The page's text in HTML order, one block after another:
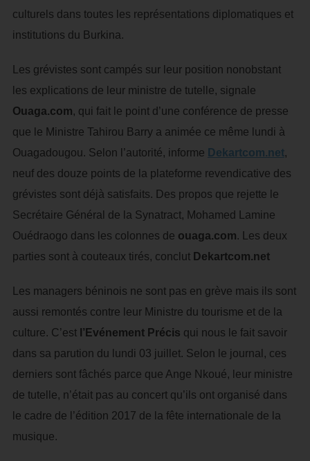
culturels dans toutes les représentations diplomatiques et
institutions du Burkina.
Les grévistes sont campés sur leur position nonobstant
les explications de leur ministre de tutelle, signale
Ouaga.com, qui fait le point d’une conférence de presse
que le Ministre Tahirou Barry a animée ce même lundi à
Ouagadougou. Selon l’autorité, informe Dekartcom.net,
neuf des douze points de la plateforme revendicative des
grévistes sont déjà satisfaits. Des propos que rejette le
Secrétaire Général de la Synatract, Mohamed Lamine
Ouédraogo dans les colonnes de ouaga.com. Les deux
parties sont à couteaux tirés, conclut Dekartcom.net
Les managers béninois ne sont pas en grève mais ils sont
aussi remontés contre leur Ministre du tourisme et de la
culture. C’est l’Evénement Précis qui nous le fait savoir
dans sa parution du lundi 03 juillet. Selon le journal, ces
derniers sont fâchés parce que Ange Nkoué, leur ministre
de tutelle, n’était pas au concert qu’ils ont organisé dans
le cadre de l’édition 2017 de la fête internationale de la
musique.